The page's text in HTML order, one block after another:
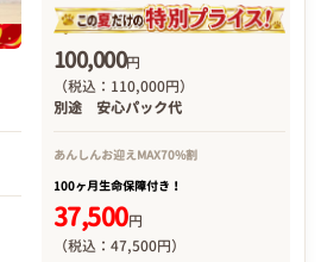
100,000円
（税込：110,000円）
別途 安心パック代
あんしんお迎えMAX70%割
100ヶ月生命保障付き！
37,500円
（税込：47,500円）